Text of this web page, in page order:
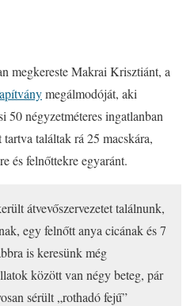
megkereste Makrai Krisztiánt, a
megálmodóját, aki
50 négyzetméteres ingatlanban
találtak rá 25 macskára,
és felnőttekre egyaránt.
átvevőszervezetet találnunk,
egy felnőtt anya cicának és 7
is keresünk még
között van négy beteg, pár
sérült „rothadó fejű”